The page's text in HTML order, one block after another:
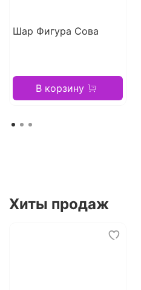
Шар Фигура Сова
В корзину
Хиты продаж